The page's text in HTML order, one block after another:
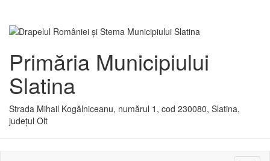
Primăria Municipiului
Slatina
Strada Mihail Kogălniceanu, numărul 1, cod 230080, Slatina,
județul Olt